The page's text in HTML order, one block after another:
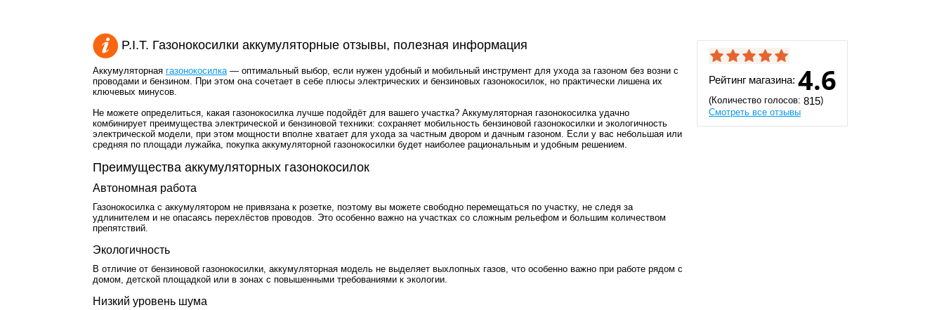
P.I.T. Газонокосилки аккумуляторные отзывы, полезная информация
Аккумуляторная газонокосилка— оптимальный выбор, если нужен удобный и мобильный инструмент для ухода за газоном без возни с
проводами и бензином. При этом она сочетает в себе плюсы электрических и бензиновых газонокосилок, но практически лишена их
ключевых минусов.
Не можете определиться, какая газонокосилка лучше подойдёт для вашего участка? Аккумуляторная газонокосилка удачно
комбинирует преимущества электрической и бензиновой техники: сохраняет мобильность бензиновой газонокосилки и экологичность
электрической модели, при этом мощности вполне хватает для ухода за частным двором и дачным газоном. Если у вас небольшая или
средняя по площади лужайка, покупка аккумуляторной газонокосилки будет наиболее рациональным и удобным решением.
Преимущества аккумуляторных газонокосилок
Автономная работа
Газонокосилка с аккумулятором не привязана к розетке, поэтому вы можете свободно перемещаться по участку, не следя за
удлинителем и не опасаясь перехлёстов проводов. Это особенно важно на участках со сложным рельефом и большим количеством
препятствий.
Экологичность
В отличие от бензиновой газонокосилки, аккумуляторная модель не выделяет выхлопных газов, что особенно важно при работе рядом с
домом, детской площадкой или в зонах с повышенными требованиями к экологии.
Низкий уровень шума
Рейтинг магазина: 4.6
(Количество голосов: 815)
Смотреть все отзывы